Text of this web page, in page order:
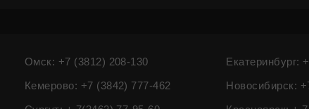
Омск: +7 (3812) 208-130
Екатеринбург:
Кемерово: +7 (3842) 777-462
Новосибирск: